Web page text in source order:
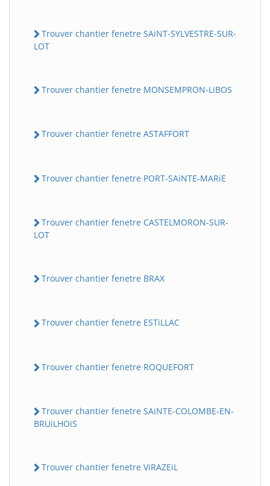
Trouver chantier fenetre SAiNT-SYLVESTRE-SUR-
LOT
Trouver chantier fenetre MONSEMPRON-LiBOS
Trouver chantier fenetre ASTAFFORT
Trouver chantier fenetre PORT-SAiNTE-MARiE
Trouver chantier fenetre CASTELMORON-SUR-
LOT
Trouver chantier fenetre BRAX
Trouver chantier fenetre ESTiLLAC
Trouver chantier fenetre ROQUEFORT
Trouver chantier fenetre SAiNTE-COLOMBE-EN-
BRUiLHOiS
Trouver chantier fenetre ViRAZEiL